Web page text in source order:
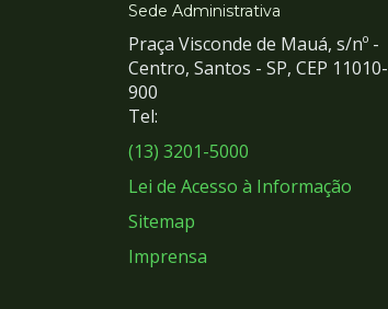
e
Redes
Sociais
Sede Administrativa
Praça Visconde de Mauá, s/nº -
Centro, Santos - SP, CEP 11010-
900
Tel:
(13) 3201-5000
Lei de Acesso à Informação
Sitemap
Imprensa